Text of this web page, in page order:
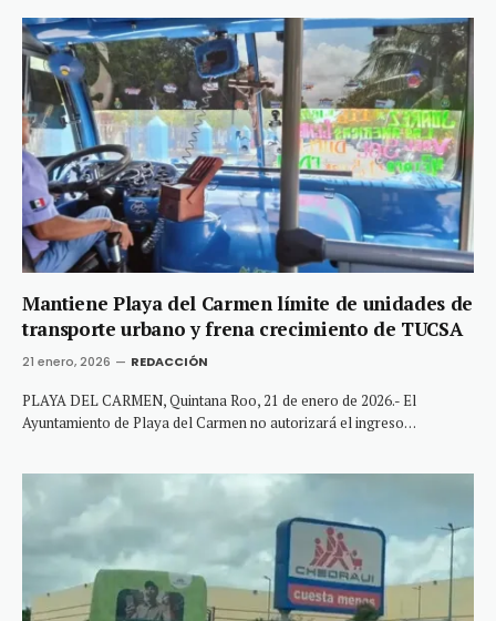
Mantiene Playa del Carmen límite de unidades de
transporte urbano y frena crecimiento de TUCSA
21 enero, 2026 REDACCIÓN
PLAYA DEL CARMEN, Quintana Roo, 21 de enero de 2026.- El
Ayuntamiento de Playa del Carmen no autorizará el ingreso…